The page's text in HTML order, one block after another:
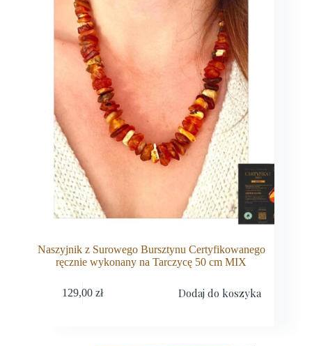
Naszyjnik z Surowego Bursztynu Certyfikowanego
ręcznie wykonany na Tarczycę 50 cm MIX
129,00zł Dodaj do koszyka